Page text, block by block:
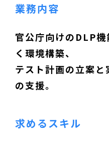
業務内容
官公庁向けのDLP
く環境構築、
テスト計画の立案
の支援。
求めるスキル